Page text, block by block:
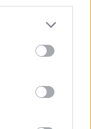
για το νέο
υπουργό